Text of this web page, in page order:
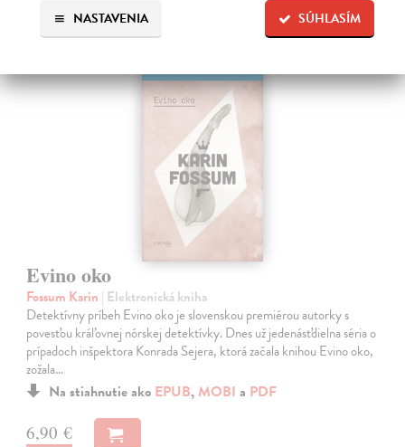
SÚHLASÍM
NASTAVENIA
Evino oko
Fossum Karin | Elektronická kniha
Detektívny príbeh Evino oko je slovenskou premiérou autorky s
povesťou kráľovnej nórskej detektívky. Dnes už jedenásťdielna séria o
prípadoch inšpektora Konrada Sejera, ktorá začala knihou Evino oko,
zožala…
Na stiahnutie ako EPUB, MOBI a PDF
6,90 €